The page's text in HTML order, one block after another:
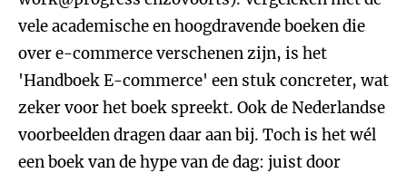
vele academische en hoogdravende boeken die
over e-commerce verschenen zijn, is het
'Handboek E-commerce' een stuk concreter, wat
zeker voor het boek spreekt. Ook de Nederlandse
voorbeelden dragen daar aan bij. Toch is het wél
een boek van de hype van de dag: juist door